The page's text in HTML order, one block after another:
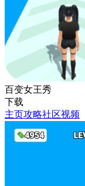
百变女王秀
下载
主页攻略社区视频